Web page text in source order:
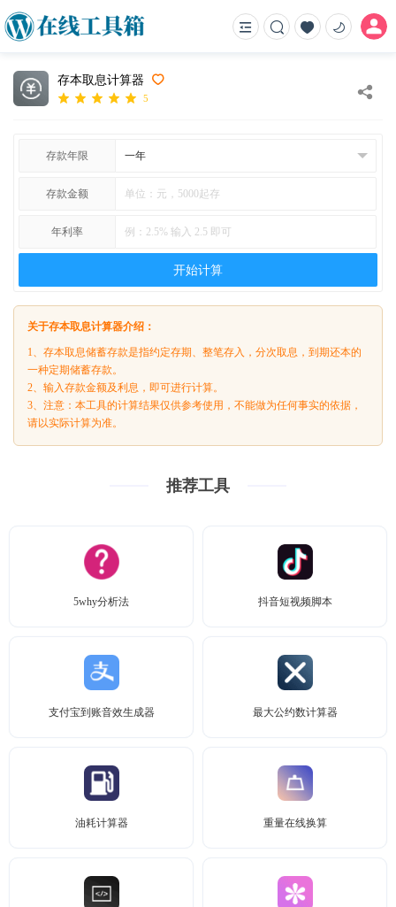
存本取息计算器
5
存款年限
存款金额
年利率
开始计算
关于存本取息计算器介绍：
1、存本取息储蓄存款是指约定存期、整笔存入，分次取息，到期还本的
一种定期储蓄存款。
2、输入存款金额及利息，即可进行计算。
3、注意：本工具的计算结果仅供参考使用，不能做为任何事实的依据，
请以实际计算为准。
推荐工具
5why分析法 抖音短视频脚本
支付宝到账音效生成器 最大公约数计算器
油耗计算器 重量在线换算